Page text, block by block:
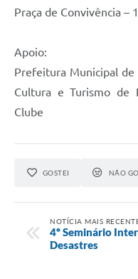
Praça de Convivência –
Apoio:
Prefeitura Municipal de
Cultura e Turismo de
Clube
GOSTEI NÃO
NOTÍCIA MAIS
4º Seminário
Desastres